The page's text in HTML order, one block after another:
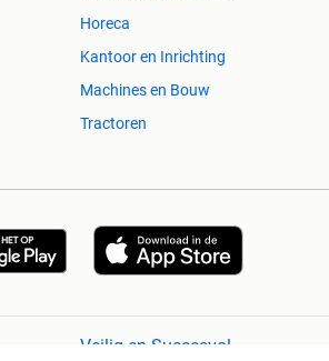
Horeca
Kantoor en Inrichting
Machines en Bouw
Tractoren
Veilig en Succesvol